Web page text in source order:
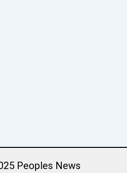
Peoples News